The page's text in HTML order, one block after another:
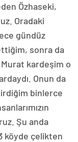
Özhaseki,
Oradaki
gündüz
sonra da
kardeşim o
Onun da
binlerce
Şu anda
köyde çelikten